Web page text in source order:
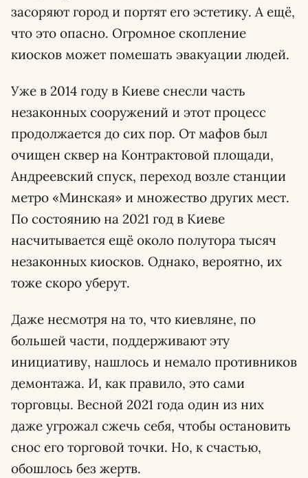
засоряют город и портят его эстетику. А ещё,
что это опасно. Огромное скопление
киосков может помешать эвакуации людей.
Уже в 2014 году в Киеве снесли часть
незаконных сооружений и этот процесс
продолжается до сих пор. От мафов был
очищен сквер на Контрактовой площади,
Андреевский спуск, переход возле станции
метро «Минская» и множество других мест.
По состоянию на 2021 год в Киеве
насчитывается ещё около полутора тысяч
незаконных киосков. Однако, вероятно, их
тоже скоро уберут.
Даже несмотря на то, что киевляне, по
большей части, поддерживают эту
инициативу, нашлось и немало противников
демонтажа. И, как правило, это сами
торговцы. Весной 2021 года один из них
даже угрожал сжечь себя, чтобы остановить
снос его торговой точки. Но, к счастью,
обошлось без жертв.